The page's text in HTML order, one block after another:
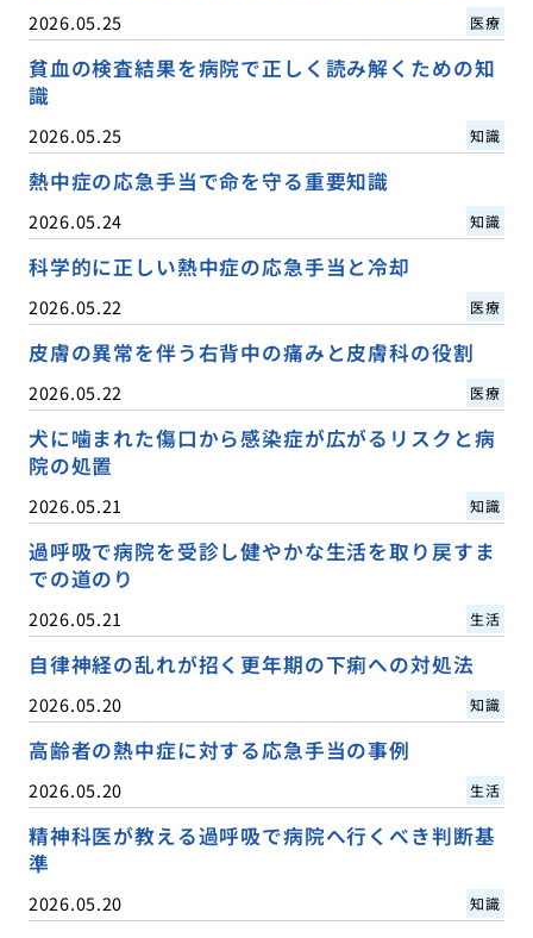
2026.05.25 医療
貧血の検査結果を病院で正しく読み解くための知
識
2026.05.25 知識
熱中症の応急手当で命を守る重要知識
2026.05.24 知識
科学的に正しい熱中症の応急手当と冷却
2026.05.22 医療
皮膚の異常を伴う右背中の痛みと皮膚科の役割
2026.05.22 医療
犬に噛まれた傷口から感染症が広がるリスクと病
院の処置
2026.05.21 知識
過呼吸で病院を受診し健やかな生活を取り戻すま
での道のり
2026.05.21 生活
自律神経の乱れが招く更年期の下痢への対処法
2026.05.20 知識
高齢者の熱中症に対する応急手当の事例
2026.05.20 生活
精神科医が教える過呼吸で病院へ行くべき判断基
準
2026.05.20 知識